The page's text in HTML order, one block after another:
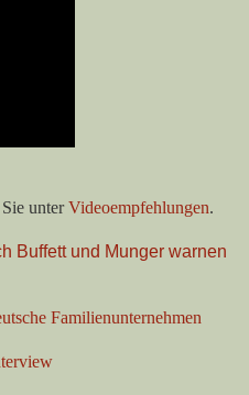
unterVideoempfehlungen.
Buffett und Munger warnen
Familienunternehmen